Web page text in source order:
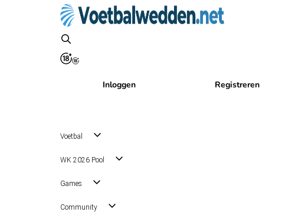
Inloggen Registreren
Voetbal
WK 2026 Pool
Games
Community